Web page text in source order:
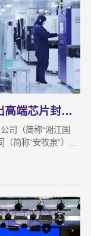
亿元耐心资本，湘江国投三年投出高端芯片封测“尖子生”
司（简称“湘江国
简称“安牧泉”）
牧泉投资已达1亿
不是气派，而是
公空间十分局促，
企业业务扩张需求。